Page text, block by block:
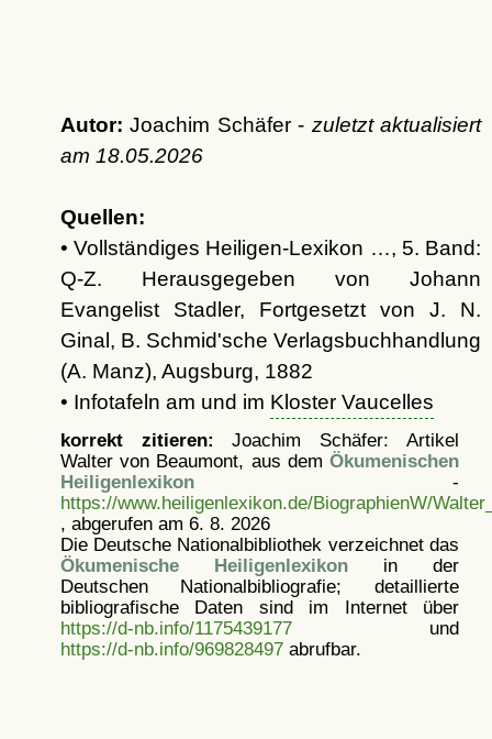
Autor: Joachim Schäfer - zuletzt aktualisiert
am 18.05.2026
Quellen:
• Vollständiges Heiligen-Lexikon …, 5. Band:
Q-Z. Herausgegeben von Johann
Evangelist Stadler, Fortgesetzt von J. N.
Ginal, B. Schmid'sche Verlagsbuchhandlung
(A. Manz), Augsburg, 1882
• Infotafeln am und im Kloster Vaucelles
korrekt zitieren: Joachim Schäfer: Artikel
Walter von Beaumont, aus dem Ökumenischen
Heiligenlexikon-
https://www.heiligenlexikon.de/BiographienW/
, abgerufen am 6. 8. 2026
Die Deutsche Nationalbibliothek verzeichnet das
Ökumenische Heiligenlexikonin der
Deutschen Nationalbibliografie; detaillierte
bibliografische Daten sind im Internet über
https://d-nb.info/1175439177und
https://d-nb.info/969828497abrufbar.